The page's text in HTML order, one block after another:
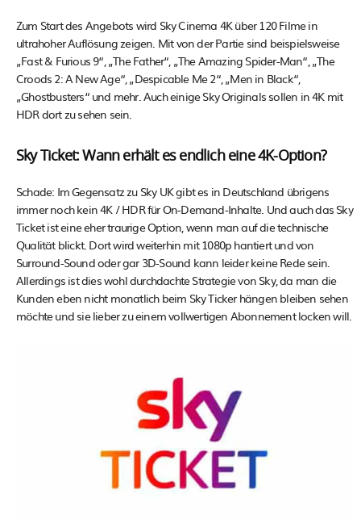
Zum Start des Angebots wird Sky Cinema 4K über 120 Filme in
ultrahoher Auflösung zeigen. Mit von der Partie sind beispielsweise
„Fast & Furious 9“, „The Father“, „The Amazing Spider-Man“, „The
Croods 2: A New Age“, „Despicable Me 2“, „Men in Black“,
„Ghostbusters“ und mehr. Auch einige Sky Originals sollen in 4K mit
HDR dort zu sehen sein.
Sky Ticket: Wann erhält es endlich eine 4K-Option?
Schade: Im Gegensatz zu Sky UK gibt es in Deutschland übrigens
immer noch kein 4K / HDR für On-Demand-Inhalte. Und auch das Sky
Ticket ist eine eher traurige Option, wenn man auf die technische
Qualität blickt. Dort wird weiterhin mit 1080p hantiert und von
Surround-Sound oder gar 3D-Sound kann leider keine Rede sein.
Allerdings ist dies wohl durchdachte Strategie von Sky, da man die
Kunden eben nicht monatlich beim Sky Ticker hängen bleiben sehen
möchte und sie lieber zu einem vollwertigen Abonnement locken will.